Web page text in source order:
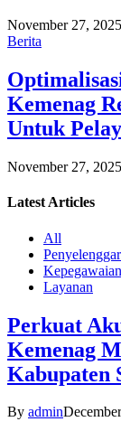
November 27, 2025
Berita
Kemenag
Untuk
November 27, 2025
Latest Articles
All
Kepegawaian
Layanan
Perkuat
Kemenag
Kabupaten
By admin